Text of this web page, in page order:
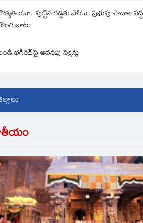
పుట్టిన గడ్డకు పోటు.. ప్రభువు పాదాల వద్ద
భగీరథ్‌పై అదనపు సెక్షన్లు